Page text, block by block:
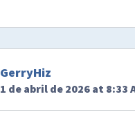
GerryHiz
1 de abril de 2026 at 8:33